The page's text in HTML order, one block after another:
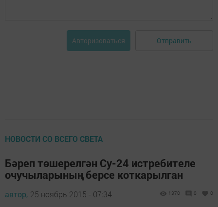
Авторизоваться Отправить
НОВОСТИ СО ВСЕГО СВЕТА
Бәреп төшерелгән Су-24 истребителе
очучыларының берсе коткарылган
автор, 25 ноябрь 2015 - 07:34 1370 0 0